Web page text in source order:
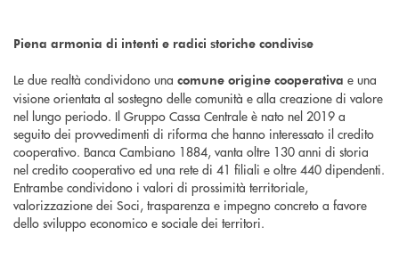
Piena armonia di intenti e radici storiche condivise
Le due realtà condividono una comune origine cooperativa e una
visione orientata al sostegno delle comunità e alla creazione di valore
nel lungo periodo. Il Gruppo Cassa Centrale è nato nel 2019 a
seguito dei provvedimenti di riforma che hanno interessato il credito
cooperativo. Banca Cambiano 1884, vanta oltre 130 anni di storia
nel credito cooperativo ed una rete di 41 filiali e oltre 440 dipendenti.
Entrambe condividono i valori di prossimità territoriale,
valorizzazione dei Soci, trasparenza e impegno concreto a favore
dello sviluppo economico e sociale dei territori.